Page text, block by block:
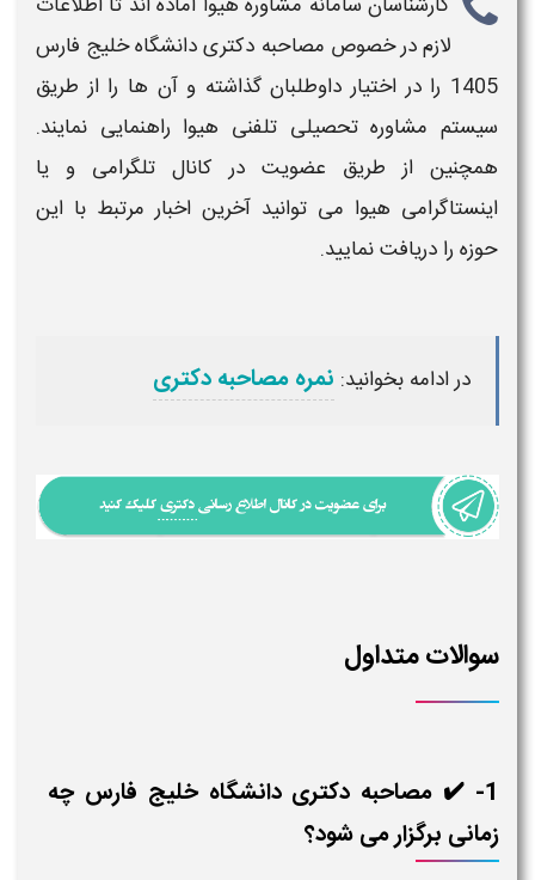
لازم در خصوص مصاحبه دکتری دانشگاه خلیج فارس
1405 را در اختیار داوطلبان گذاشته و آن ها را از طریق
سیستم مشاوره تحصیلی تلفنی هیوا راهنمایی نمایند.
همچنین از طریق عضویت در کانال تلگرامی و یا
اینستاگرامی هیوا می توانید آخرین اخبار مرتبط با این
حوزه را دریافت نمایید.
در ادامه بخوانید: نمره مصاحبه دکتری
سوالات متداول
1- ✔️ مصاحبه دکتری دانشگاه خلیج فارس چه
زمانی برگزار می شود؟